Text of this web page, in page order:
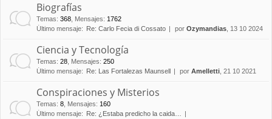
Biografías
Temas: 368 Mensajes: 1762
Último mensaje:
Re: Carlo Fecia di Cossato por Ozymandias , 13 10 2024
Ciencia y Tecnología
Temas: 28 Mensajes: 250
Último mensaje:
Re: Las Fortalezas Maunsell por Amelletti , 21 10 2021
Conspiraciones y Misterios
Temas: 8 Mensajes: 160
Último mensaje:
Re: ¿Estaba predicho la caida…